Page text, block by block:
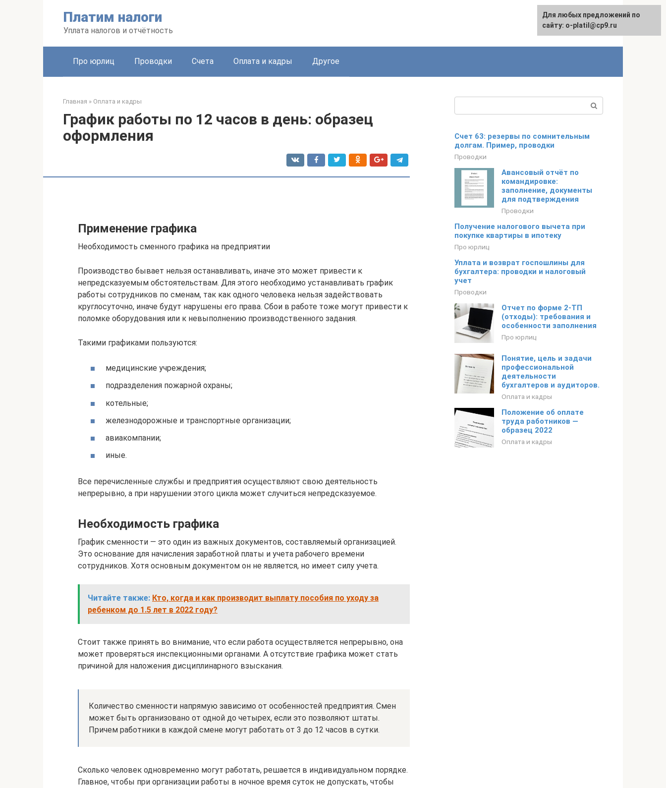
Платим налоги
Уплата налогов и отчётность
Про юрлиц Проводки Счета Оплата и кадры Другое
Главная » Оплата и кадры
График работы по 12 часов в день: образец
оформления
Применение графика
Необходимость сменного графика на предприятии
Производство бывает нельзя останавливать, иначе это может привести к
непредсказуемым обстоятельствам. Для этого необходимо устанавливать график
работы сотрудников по сменам, так как одного человека нельзя задействовать
круглосуточно, иначе будут нарушены его права. Сбои в работе тоже могут привести к
поломке оборудования или к невыполнению производственного задания.
Такими графиками пользуются:
медицинские учреждения;
подразделения пожарной охраны;
котельные;
железнодорожные и транспортные организации;
авиакомпании;
иные.
Все перечисленные службы и предприятия осуществляют свою деятельность
непрерывно, а при нарушении этого цикла может случиться непредсказуемое.
Необходимость графика
График сменности — это один из важных документов, составляемый организацией.
Это основание для начисления заработной платы и учета рабочего времени
сотрудников. Хотя основным документом он не является, но имеет силу учета.
Читайте также: Кто, когда и как производит выплату пособия по уходу за
ребенком до 1.5 лет в 2022 году?
Стоит также принять во внимание, что если работа осуществляется непрерывно, она
может проверяться инспекционными органами. А отсутствие графика может стать
причиной для наложения дисциплинарного взыскания.
Количество сменности напрямую зависимо от особенностей предприятия. Смен
может быть организовано от одной до четырех, если это позволяют штаты.
Причем работники в каждой смене могут работать от 3 до 12 часов в сутки.
Сколько человек одновременно могут работать, решается в индивидуальном порядке.
Главное, чтобы при организации работы в ночное время суток не допускать, чтобы
Счет 63: резервы по сомнительным
долгам. Пример, проводки
Проводки
Авансовый отчёт по
командировке:
заполнение, документы
для подтверждения
Проводки
Получение налогового вычета при
покупке квартиры в ипотеку
Про юрлиц
Уплата и возврат госпошлины для
бухгалтера: проводки и налоговый
учет
Проводки
Отчет по форме 2-ТП
(отходы): требования и
особенности заполнения
Про юрлиц
Понятие, цель и задачи
профессиональной
деятельности
бухгалтеров и аудиторов.
Оплата и кадры
Положение об оплате
труда работников —
образец 2022
Оплата и кадры
Для любых предложений по
сайту: o-platil@cp9.ru